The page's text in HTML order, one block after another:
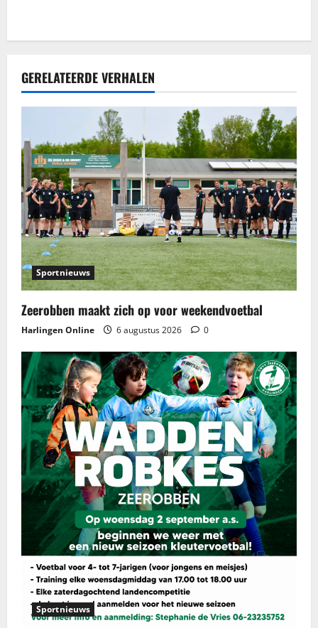
GERELATEERDE VERHALEN
Sportnieuws
Zeerobben maakt zich op voor weekendvoetbal
Harlingen Online 6 augustus 2026 0
Sportnieuws